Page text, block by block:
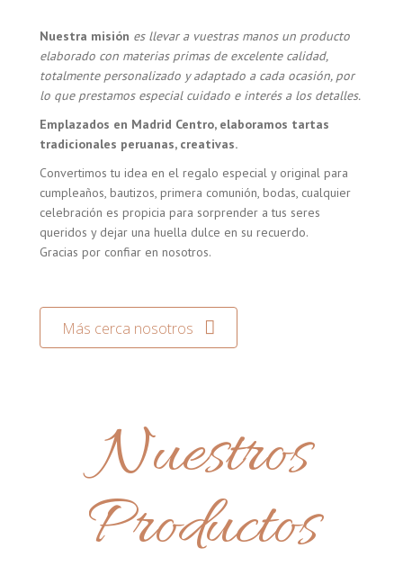
Nuestra misión es llevar a vuestras manos un producto
elaborado con materias primas de excelente calidad,
totalmente personalizado y adaptado a cada ocasión, por
lo que prestamos especial cuidado e interés a los detalles.
Emplazados en Madrid Centro, elaboramos tartas
tradicionales peruanas, creativas.
Convertimos tu idea en el regalo especial y original para
cumpleaños, bautizos, primera comunión, bodas, cualquier
celebración es propicia para sorprender a tus seres
queridos y dejar una huella dulce en su recuerdo.
Gracias por confiar en nosotros.
Más cerca nosotros
Nuestros
Productos